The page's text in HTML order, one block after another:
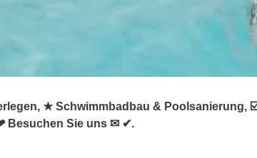
★ Schwimmbadbau &
Besuchen Sie uns ✉ ✔.